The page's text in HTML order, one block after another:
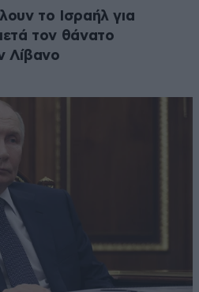
το Ισραήλ για
τον θάνατο
Λίβανο